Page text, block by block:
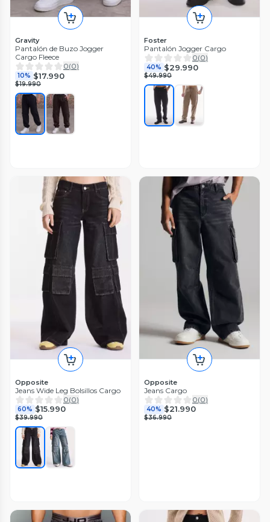
Gravity
Pantalón de Buzo Jogger
Cargo Fleece
0(0)
10% $17.990
$19.990
Foster
Pantalón Jogger Cargo
0(0)
40% $29.990
$49.990
Opposite
Jeans Wide Leg Bolsillos Cargo
0(0)
60% $15.990
$39.990
Opposite
Jeans Cargo
0(0)
40% $21.990
$36.990